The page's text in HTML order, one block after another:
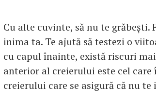
Cu alte cuvinte, să nu te
inima ta. Te ajută să testezi o
cu capul înainte, există riscuri
anterior al creierului este cel
creierului care se asigură că nu